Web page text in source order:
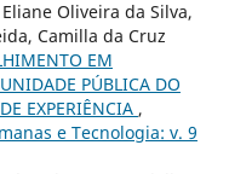
Oliveira da Silva,
Camilla da Cruz
EM
PÚBLICA DO
EXPERIÊNCIA ,
e Tecnologia: v. 9